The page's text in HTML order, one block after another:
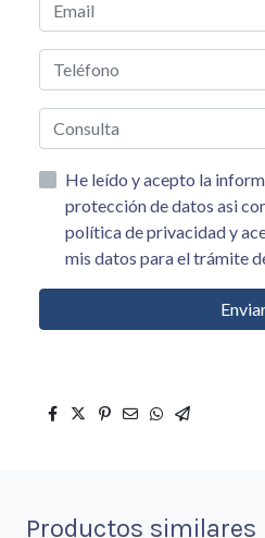
He leído y acepto la información básica sobre
protección de datos asi como el aviso legal y la
política de privacidad y acepto el tratamiento de
mis datos para el trámite
Productos similares